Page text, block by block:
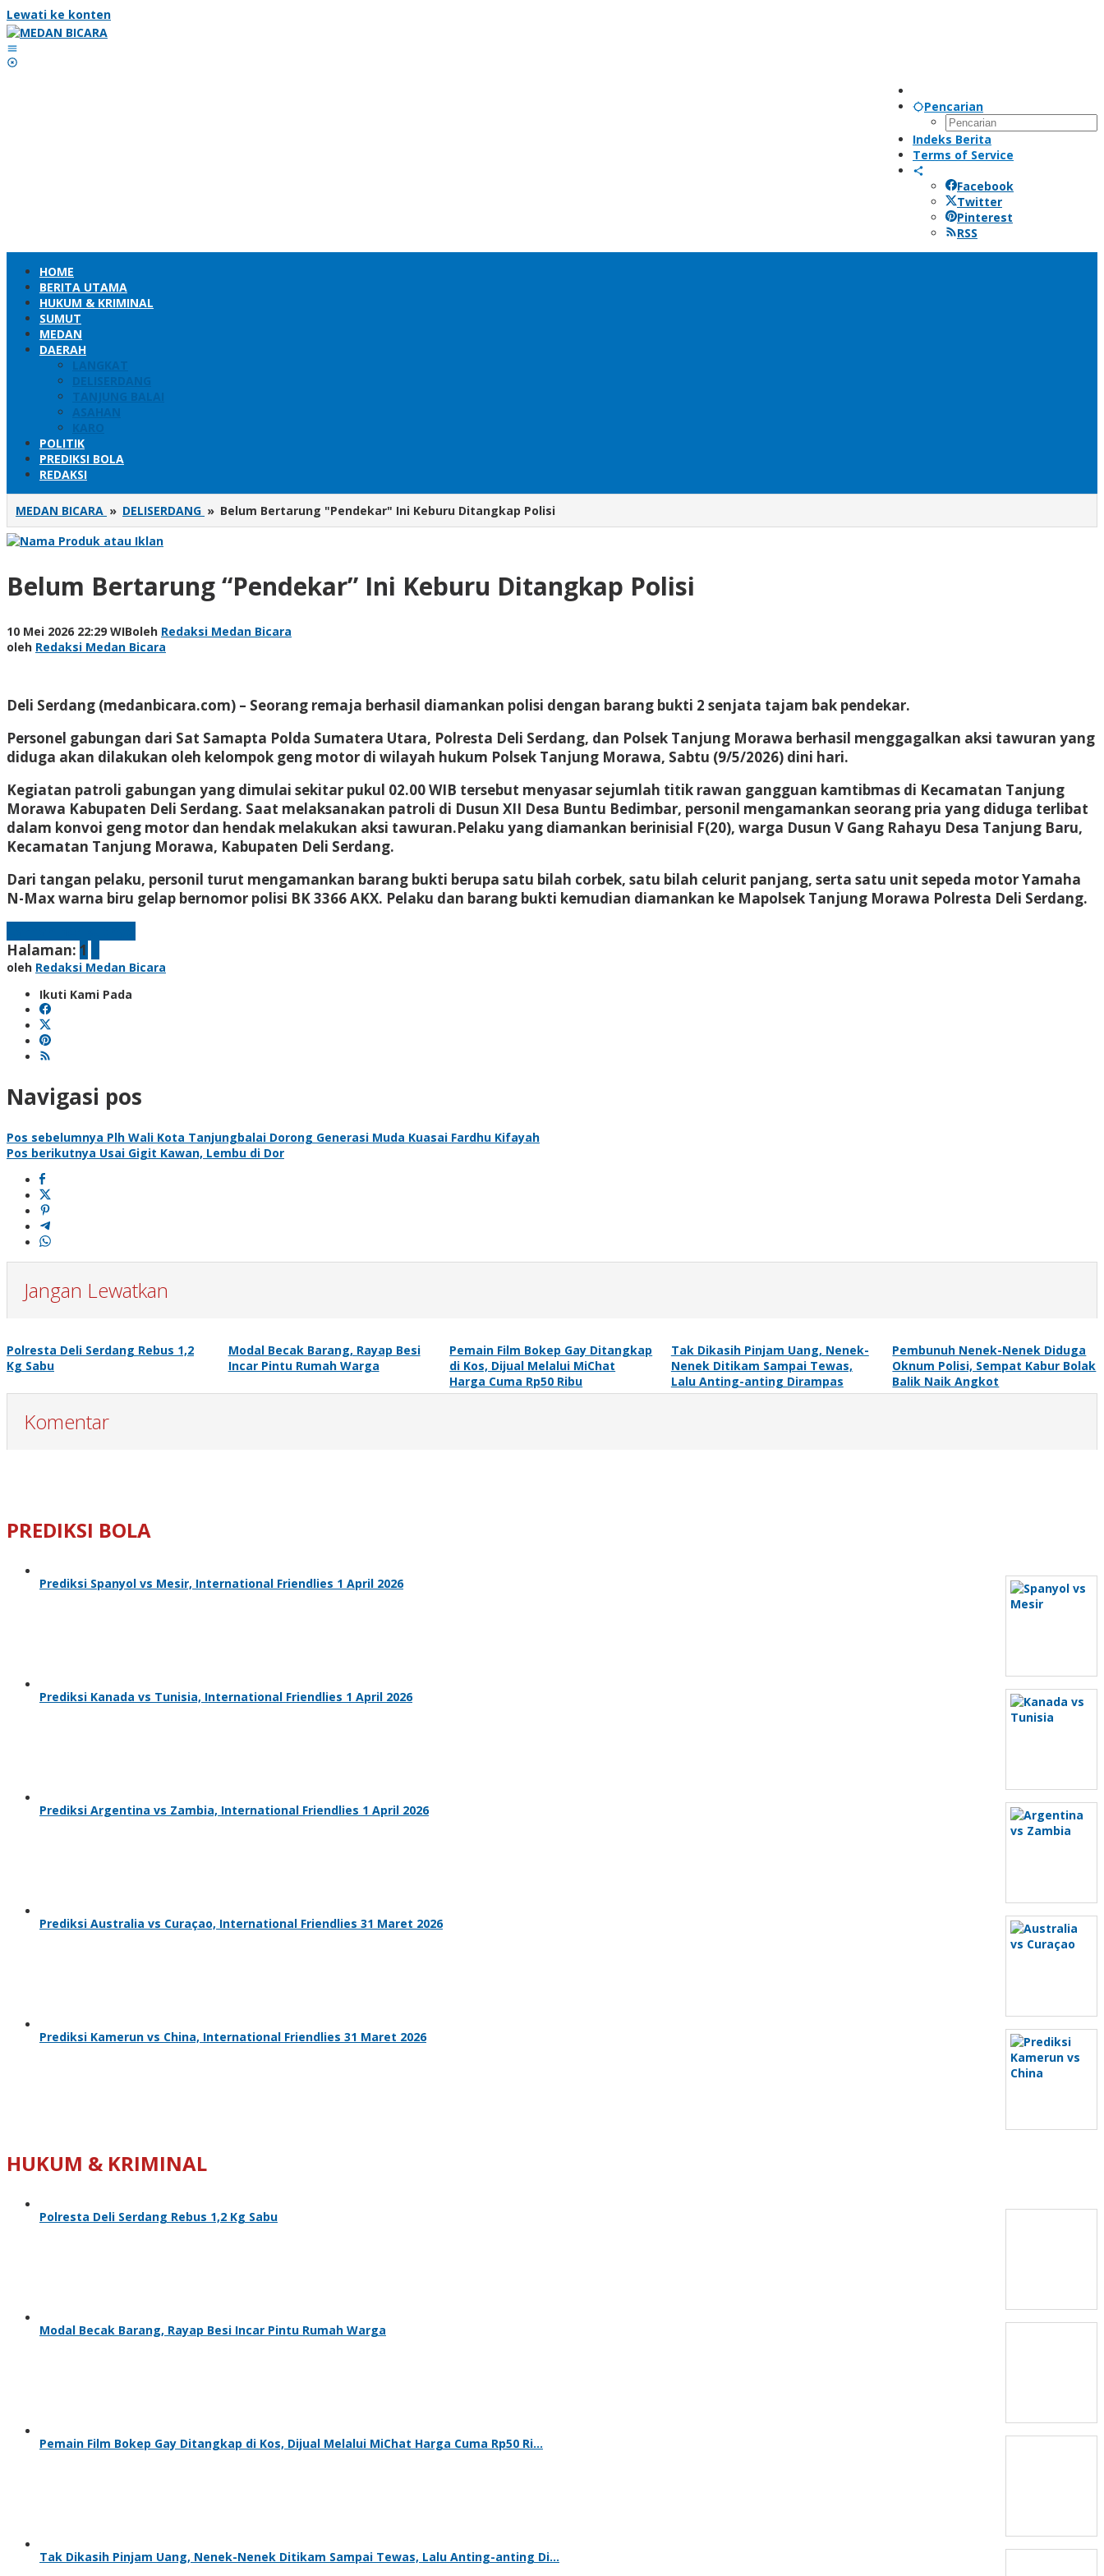
Lewati ke konten
Pencarian
Indeks Berita
Terms of Service
Facebook
Twitter
Pinterest
RSS
HOME
BERITA UTAMA
HUKUM & KRIMINAL
SUMUT
MEDAN
DAERAH
LANGKAT
DELISERDANG
TANJUNG BALAI
ASAHAN
KARO
POLITIK
PREDIKSI BOLA
REDAKSI
MEDAN BICARA » DELISERDANG » Belum Bertarung "Pendekar" Ini Keburu Ditangkap Polisi
Belum Bertarung “Pendekar” Ini Keburu Ditangkap Polisi
10 Mei 2026 22:29 WIBoleh Redaksi Medan Bicara
oleh Redaksi Medan Bicara
Deli Serdang (medanbicara.com) – Seorang remaja berhasil diamankan polisi dengan barang bukti 2 senjata tajam bak pendekar.
Personel gabungan dari Sat Samapta Polda Sumatera Utara, Polresta Deli Serdang, dan Polsek Tanjung Morawa berhasil menggagalkan aksi tawuran yang
diduga akan dilakukan oleh kelompok geng motor di wilayah hukum Polsek Tanjung Morawa, Sabtu (9/5/2026) dini hari.
Kegiatan patroli gabungan yang dimulai sekitar pukul 02.00 WIB tersebut menyasar sejumlah titik rawan gangguan kamtibmas di Kecamatan Tanjung
Morawa Kabupaten Deli Serdang. Saat melaksanakan patroli di Dusun XII Desa Buntu Bedimbar, personil mengamankan seorang pria yang diduga terlibat
dalam konvoi geng motor dan hendak melakukan aksi tawuran.Pelaku yang diamankan berinisial F(20), warga Dusun V Gang Rahayu Desa Tanjung Baru,
Kecamatan Tanjung Morawa, Kabupaten Deli Serdang.
Dari tangan pelaku, personil turut mengamankan barang bukti berupa satu bilah corbek, satu bilah celurit panjang, serta satu unit sepeda motor Yamaha
N-Max warna biru gelap bernomor polisi BK 3366 AKX. Pelaku dan barang bukti kemudian diamankan ke Mapolsek Tanjung Morawa Polresta Deli Serdang.
Halaman: 1
oleh Redaksi Medan Bicara
Ikuti Kami Pada
Navigasi pos
Pos sebelumnya Plh Wali Kota Tanjungbalai Dorong Generasi Muda Kuasai Fardhu Kifayah
Pos berikutnya Usai Gigit Kawan, Lembu di Dor
Jangan Lewatkan
Polresta Deli Serdang Rebus 1,2
Kg Sabu
Modal Becak Barang, Rayap Besi
Incar Pintu Rumah Warga
Pemain Film Bokep Gay Ditangkap
di Kos, Dijual Melalui MiChat
Harga Cuma Rp50 Ribu
Tak Dikasih Pinjam Uang, Nenek-
Nenek Ditikam Sampai Tewas,
Lalu Anting-anting Dirampas
Pembunuh Nenek-Nenek Diduga
Oknum Polisi, Sempat Kabur Bolak
Balik Naik Angkot
Komentar
PREDIKSI BOLA
Prediksi Spanyol vs Mesir, International Friendlies 1 April 2026
Prediksi Kanada vs Tunisia, International Friendlies 1 April 2026
Prediksi Argentina vs Zambia, International Friendlies 1 April 2026
Prediksi Australia vs Curaçao, International Friendlies 31 Maret 2026
Prediksi Kamerun vs China, International Friendlies 31 Maret 2026
HUKUM & KRIMINAL
Polresta Deli Serdang Rebus 1,2 Kg Sabu
Modal Becak Barang, Rayap Besi Incar Pintu Rumah Warga
Pemain Film Bokep Gay Ditangkap di Kos, Dijual Melalui MiChat Harga Cuma Rp50 Ri…
Tak Dikasih Pinjam Uang, Nenek-Nenek Ditikam Sampai Tewas, Lalu Anting-anting Di…